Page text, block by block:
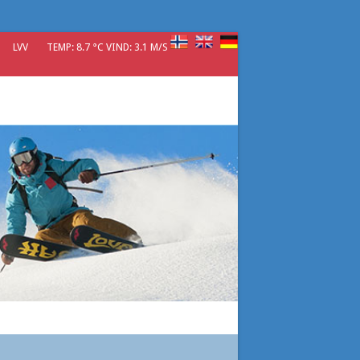
LVV TEMP: 8.7 °C VIND: 3.1 M/S